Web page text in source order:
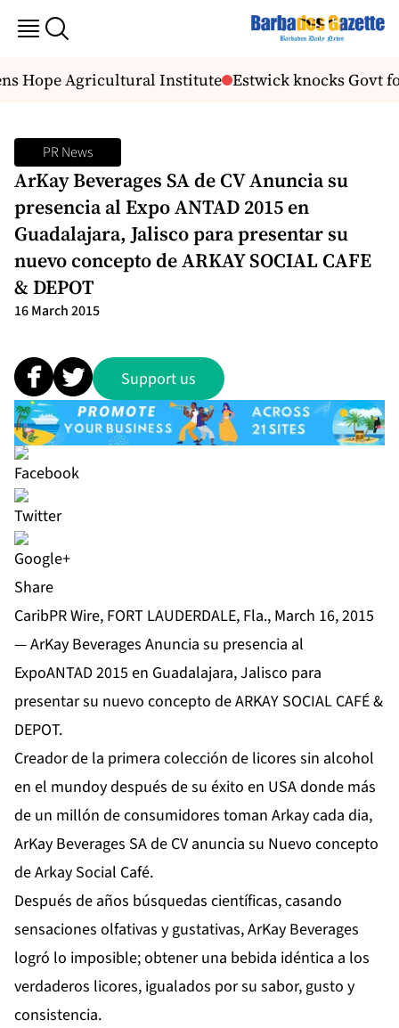
Hope Agricultural Institute Estwick knocks Govt
PR News
ArKay Beverages SA de CV Anuncia su
presencia al Expo ANTAD 2015 en
Guadalajara, Jalisco para presentar su
nuevo concepto de ARKAY SOCIAL CAFE
& DEPOT
16 March 2015
Support us
Share
CaribPR Wire, FORT LAUDERDALE, Fla., March 16, 2015
— ArKay Beverages Anuncia su presencia al
ExpoANTAD 2015 en Guadalajara, Jalisco para
presentar su nuevo concepto de ARKAY SOCIAL CAFÉ &
DEPOT.
Creador de la primera colección de licores sin alcohol
en el mundoy después de su éxito en USA donde más
de un millón de consumidores toman Arkay cada dia,
ArKay Beverages SA de CV anuncia su Nuevo concepto
de Arkay Social Café.
Después de años búsquedas científicas, casando
sensaciones olfativas y gustativas, ArKay Beverages
logró lo imposible; obtener una bebida idéntica a los
verdaderos licores, igualados por su sabor, gusto y
consistencia.